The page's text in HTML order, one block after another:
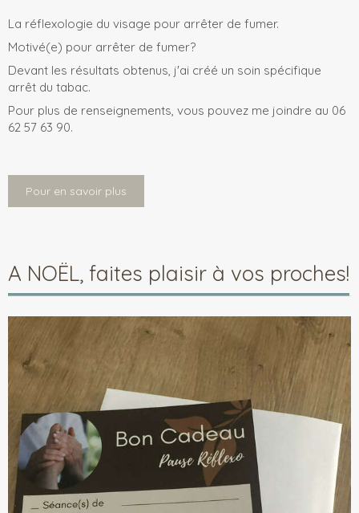
La réflexologie du visage pour arrêter de fumer.
Motivé(e) pour arrêter de fumer?
Devant les résultats obtenus, j'ai créé un soin spécifique
arrêt du tabac.
Pour plus de renseignements, vous pouvez me joindre au 06
62 57 63 90.
Pour en savoir plus
A NOËL, faites plaisir à vos proches!